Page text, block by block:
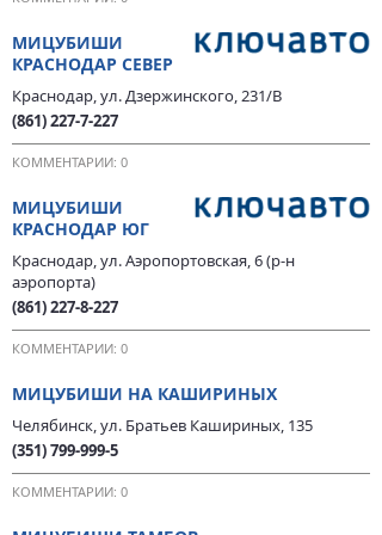
МИЦУБИШИ
КРАСНОДАР СЕВЕР
Краснодар, ул. Дзержинского, 231/В
(861) 227-7-227
КОММЕНТАРИИ: 0
МИЦУБИШИ
КРАСНОДАР ЮГ
Краснодар, ул. Аэропортовская, 6 (р-н
аэропорта)
(861) 227-8-227
КОММЕНТАРИИ: 0
МИЦУБИШИ НА КАШИРИНЫХ
Челябинск, ул. Братьев Кашириных, 135
(351) 799-999-5
КОММЕНТАРИИ: 0